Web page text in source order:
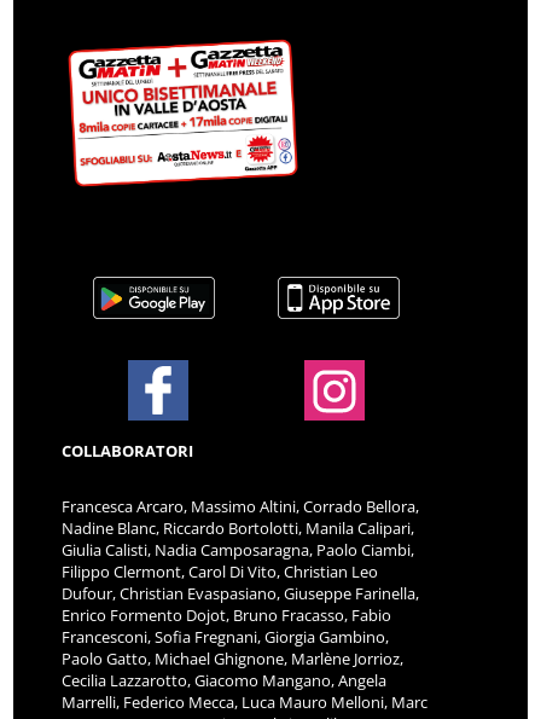
COLLABORATORI
Francesca Arcaro, Massimo Altini, Corrado Bellora,
Nadine Blanc, Riccardo Bortolotti, Manila Calipari,
Giulia Calisti, Nadia Camposaragna, Paolo Ciambi,
Filippo Clermont, Carol Di Vito, Christian Leo
Dufour, Christian Evaspasiano, Giuseppe Farinella,
Enrico Formento Dojot, Bruno Fracasso, Fabio
Francesconi, Sofia Fregnani, Giorgia Gambino,
Paolo Gatto, Michael Ghignone, Marlène Jorrioz,
Cecilia Lazzarotto, Giacomo Mangano, Angela
Marrelli, Federico Mecca, Luca Mauro Melloni, Marc